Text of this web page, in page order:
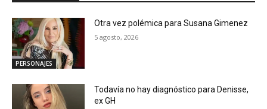
PERSONAJES
Otra vez polémica para Susana Gimenez
5 agosto, 2026
Todavía no hay diagnóstico para Denisse,
ex GH